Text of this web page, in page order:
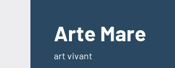
contenuArte Mare
art vivant